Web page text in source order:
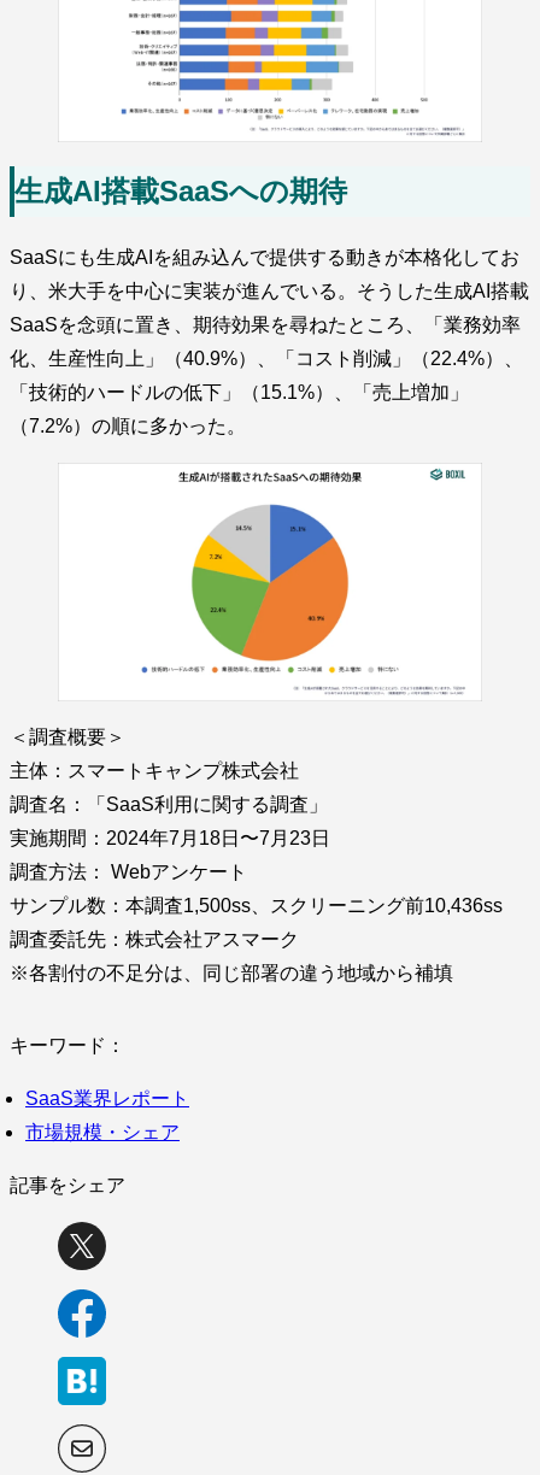
生成AI搭載SaaSへの期待
SaaSにも生成AIを組み込んで提供する動きが本格化してお
り、米大手を中心に実装が進んでいる。そうした生成AI搭載
SaaSを念頭に置き、期待効果を尋ねたところ、「業務効率
化、生産性向上」（40.9%）、「コスト削減」（22.4%）、
「技術的ハードルの低下」（15.1%）、「売上増加」
（7.2%）の順に多かった。
＜調査概要＞
主体：スマートキャンプ株式会社
調査名：「SaaS利用に関する調査」
実施期間：2024年7月18日〜7月23日
調査方法： Webアンケート
サンプル数：本調査1,500ss、スクリーニング前10,436ss
調査委託先：株式会社アスマーク
※各割付の不足分は、同じ部署の違う地域から補填
キーワード：
SaaS業界レポート
市場規模・シェア
記事をシェア